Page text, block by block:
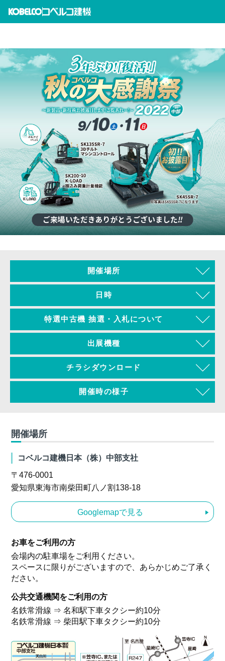
開催場所
日時
特選中古機 抽選・入札について
出展機種
チラシダウンロード
開催時の様子
開催場所
コベルコ建機日本（株）中部支社
〒476-0001
愛知県東海市南柴田町八ノ割138-18
Googlemapで見る
お車をご利用の方
会場内の駐車場をご利用ください。
スペースに限りがございますので、あらかじめご了承く
ださい。
公共交通機関をご利用の方
名鉄常滑線 ⇒ 名和駅下車タクシー約10分
名鉄常滑線 ⇒ 柴田駅下車タクシー約10分